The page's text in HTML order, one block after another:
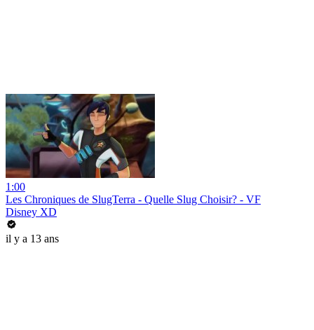
1:00
Les Chroniques de SlugTerra - Quelle Slug Choisir? - VF
Disney XD
il y a 13 ans